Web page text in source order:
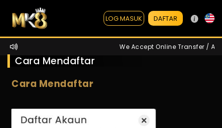
LOG MASUK DAFTAR
We Accept Online Transfer /
Cara Mendaftar
Cara Mendaftar